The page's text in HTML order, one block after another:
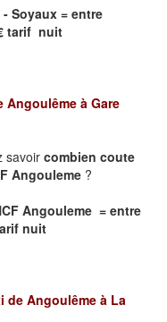
Soyaux = entre
tarif nuit
Angoulême à Gare
savoir combien coute
Angouleme ?
Angouleme = entre
nuit
de Angoulême à La